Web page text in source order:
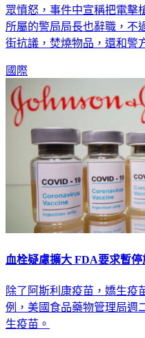
眾憤怒，事件中宣稱把電擊
所屬的警局局長也辭職，不
街抗議，焚燒物品，還和警
國際
血栓疑慮擴大 FDA要求暫
除了阿斯利康疫苗，嬌生疫
例，美國食品藥物管理局週
生疫苗。